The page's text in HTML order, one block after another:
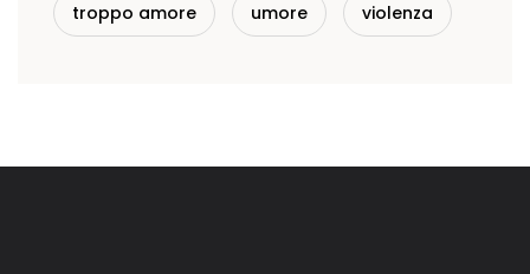
troppo amore umore violenza